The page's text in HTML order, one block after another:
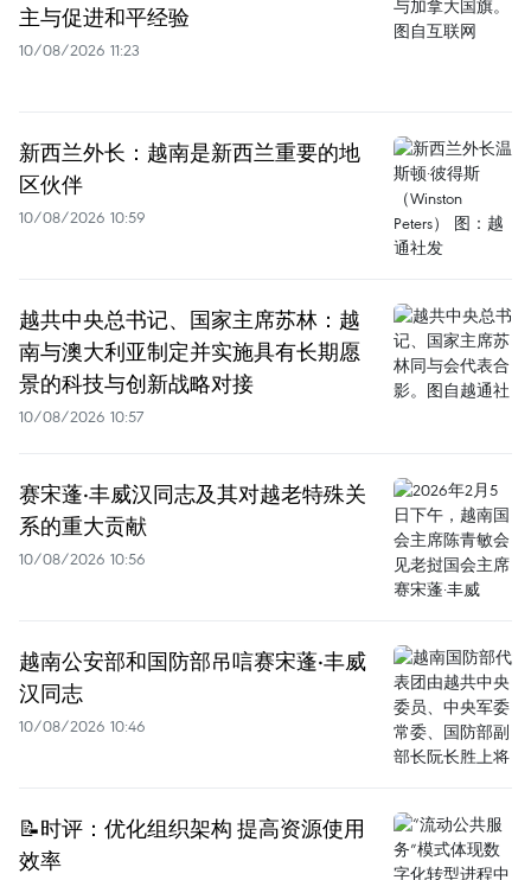
主与促进和平经验
10/08/2026 11:23
新西兰外长：越南是新西兰重要的地
区伙伴
10/08/2026 10:59
越共中央总书记、国家主席苏林：越
南与澳大利亚制定并实施具有长期愿
景的科技与创新战略对接
10/08/2026 10:57
赛宋蓬·丰威汉同志及其对越老特殊关
系的重大贡献
10/08/2026 10:56
越南公安部和国防部吊唁赛宋蓬·丰威
汉同志
10/08/2026 10:46
📝时评：优化组织架构 提高资源使用
效率